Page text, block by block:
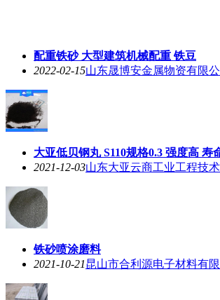
配重铁砂 大型建筑机械配重 铁豆
2022-02-15山东晟博安金属物资有限公
大亚低贝钢丸 S110规格0.3 强度高 寿
2021-12-03山东大亚云商工业工程技
铁砂喷涂磨料
2021-10-21昆山市合利源电子材料有限